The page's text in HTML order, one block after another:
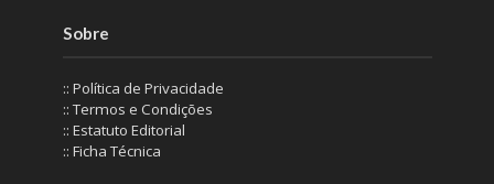
Sobre
:: Política de Privacidade
:: Termos e Condições
:: Estatuto Editorial
:: Ficha Técnica